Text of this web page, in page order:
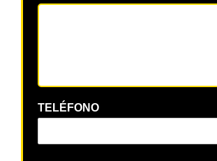
TELÉFONO